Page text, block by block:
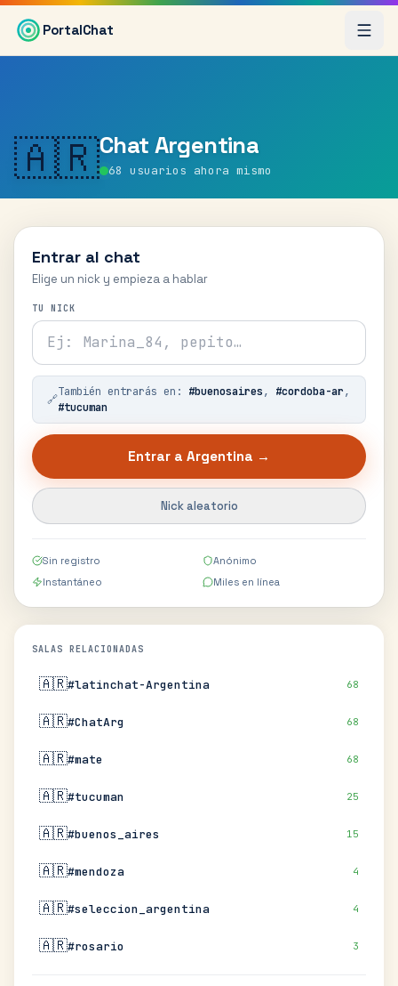
Saltar al contenido principal
PortalChat
🇦🇷Chat Argentina
68 usuarios ahora mismo
Entrar al chat
Elige un nick y empieza a hablar
TU NICK
🔗
También entrarás en: #buenosaires, #cordoba-ar,
#tucuman
Entrar a Argentina →
Nick aleatorio
Sin registro
Anónimo
Instantáneo
Miles en línea
SALAS RELACIONADAS
🇦🇷#latinchat-Argentina 68
🇦🇷#ChatArg 68
🇦🇷#mate 68
🇦🇷#tucuman 25
🇦🇷#buenos_aires 15
🇦🇷#mendoza 4
🇦🇷#seleccion_argentina 4
🇦🇷#rosario 3